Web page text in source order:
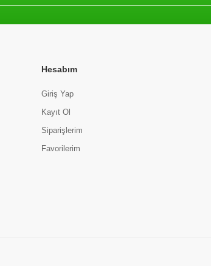
Hesabım
Giriş Yap
Kayıt Ol
Siparişlerim
Favorilerim